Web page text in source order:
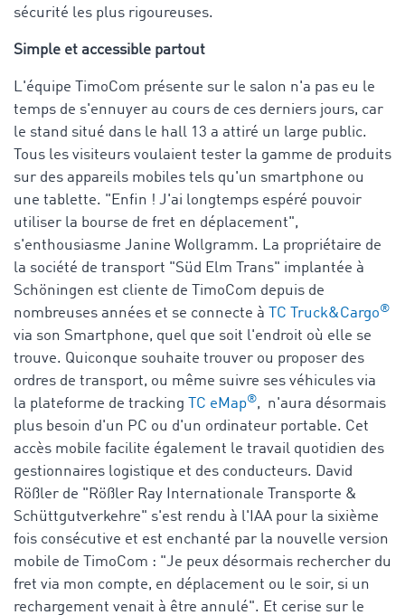
sécurité les plus rigoureuses.
Simple et accessible partout
L'équipe TimoCom présente sur le salon n'a pas eu le
temps de s'ennuyer au cours de ces derniers jours, car
le stand situé dans le hall 13 a attiré un large public.
Tous les visiteurs voulaient tester la gamme de produits
sur des appareils mobiles tels qu'un smartphone ou
une tablette. "Enfin ! J'ai longtemps espéré pouvoir
utiliser la bourse de fret en déplacement",
s'enthousiasme Janine Wollgramm. La propriétaire de
la société de transport "Süd Elm Trans" implantée à
Schöningen est cliente de TimoCom depuis de
nombreuses années et se connecte à
TC Truck&Cargo®
via son Smartphone, quel que soit l'endroit où elle se
trouve. Quiconque souhaite trouver ou proposer des
ordres de transport, ou même suivre ses véhicules via
la plateforme de tracking
TC eMap®, n'aura désormais
plus besoin d'un PC ou d'un ordinateur portable. Cet
accès mobile facilite également le travail quotidien des
gestionnaires logistique et des conducteurs. David
Rößler de "Rößler Ray Internationale Transporte &
Schüttgutverkehre" s'est rendu à l'IAA pour la sixième
fois consécutive et est enchanté par la nouvelle version
mobile de TimoCom : "Je peux désormais rechercher du
fret via mon compte, en déplacement ou le soir, si un
rechargement venait à être annulé". Et cerise sur le